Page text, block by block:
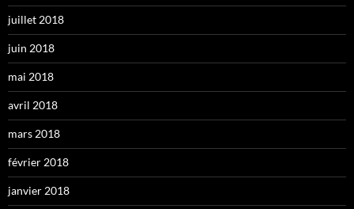
juillet 2018
juin 2018
mai 2018
avril 2018
mars 2018
février 2018
janvier 2018